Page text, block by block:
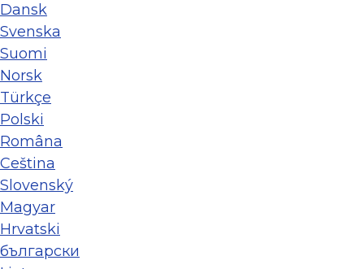
Dansk
Svenska
Suomi
Norsk
Türkçe
Polski
Româna
Ceština
Slovenský
Magyar
Hrvatski
български